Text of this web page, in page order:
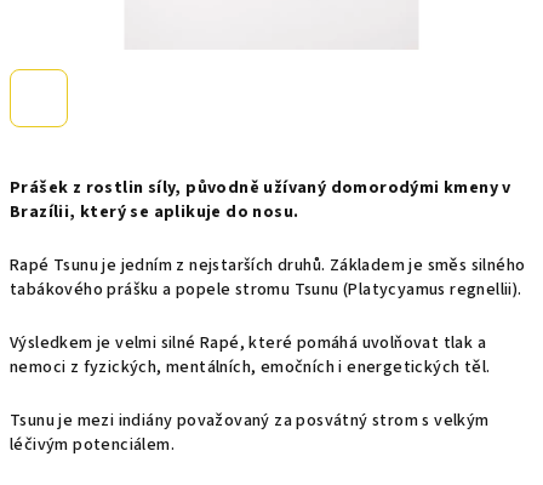
Prášek z rostlin síly, původně užívaný domorodými kmeny v
Brazílii, který se aplikuje do nosu.
Rapé Tsunu je jedním z nejstarších druhů. Základem je směs silného
tabákového prášku a popele stromu Tsunu (Platycyamus regnellii).
Výsledkem je velmi silné Rapé, které pomáhá uvolňovat tlak a
nemoci z fyzických, mentálních, emočních i energetických těl.
Tsunu je mezi indiány považovaný za posvátný strom s velkým
léčivým potenciálem.